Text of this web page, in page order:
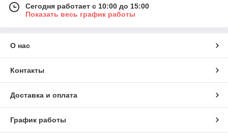
Сегодня работает с 10:00 до 15:00
Показать весь график работы
О нас
Контакты
Доставка и оплата
График работы